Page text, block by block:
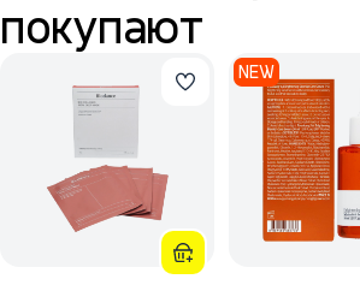
покупают
NEW